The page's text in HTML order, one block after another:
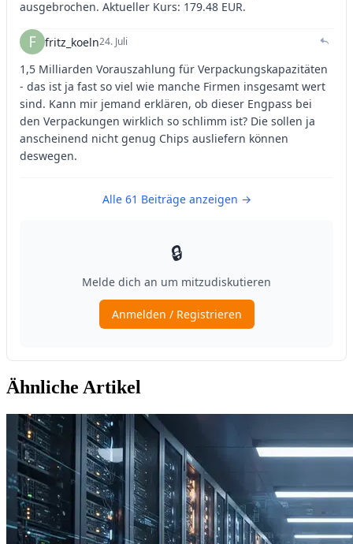
Ähnliche Artikel